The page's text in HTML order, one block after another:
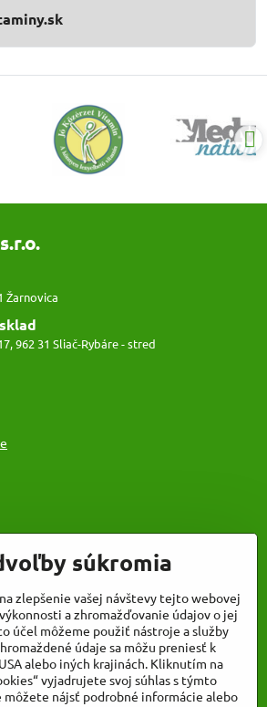
Žarnovica
962 31 Sliač-Rybáre - stred
súkromia
zlepšenie vašej návštevy tejto webovej
a zhromažďovanie údajov o jej
účel môžeme použiť nástroje a služby
údaje sa môžu preniesť k
alebo iných krajinách. Kliknutím na
vyjadrujete svoj súhlas s týmto
môžete nájsť podrobné informácie alebo